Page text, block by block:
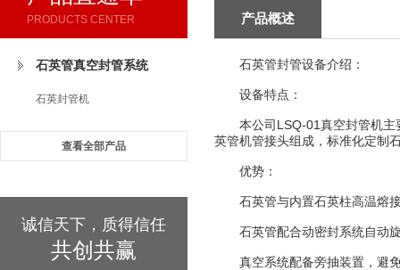
PRODUCTS CENTER
石英管真空封管系统
石英封管机
查看全部产品
诚信天下，质得信任
共创共赢
产品概述
石英管封管设备介绍：
设备特点：
本公司LSQ-01真空封管机主
英管机管接头组成，标准化定制
优势：
石英管与内置石英柱高温熔接
石英管配合动密封系统自动旋
真空系统配备旁抽装置，避免